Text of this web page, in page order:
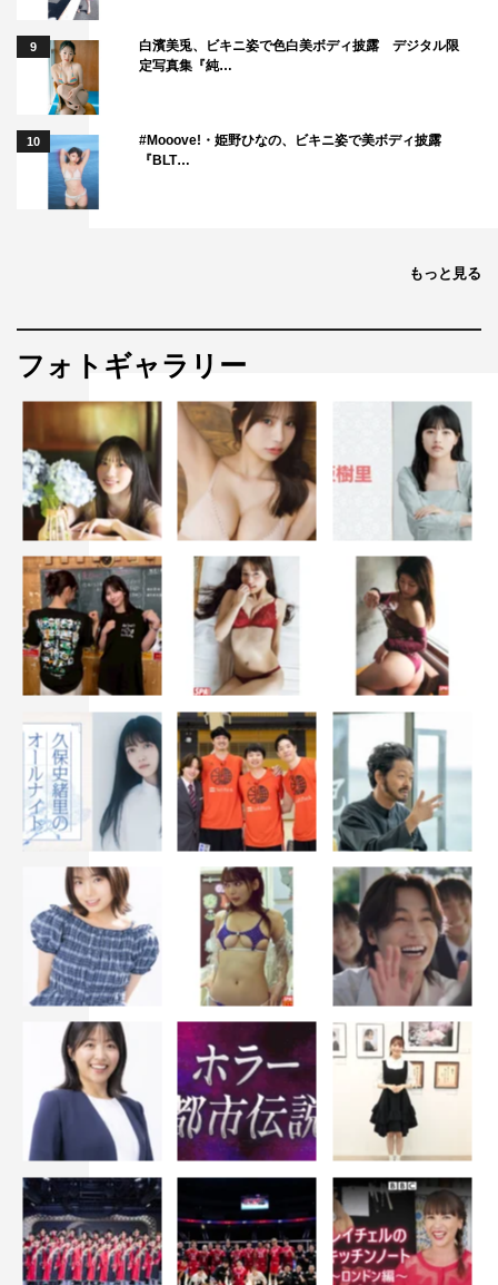
9
白濱美兎、ビキニ姿で色白美ボディ披露 デジタル限
定写真集『純…
10
#Mooove!・姫野ひなの、ビキニ姿で美ボディ披露
『BLT…
もっと見る
フォトギャラリー